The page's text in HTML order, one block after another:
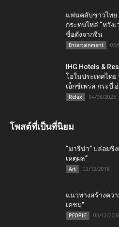
แฟนคลับชาวไทย
กระทบไหล่ “หวัง
ชื่อดังจากจีน
Entertainment 05/
IHG Hotels &
โอในประเทศไท
เอ็กซ์เพรส กระบี่
Relax 04/08/2026
โพสต์ที่เป็นที่นิยม
“มารีน่า” ปล่อยซิ
เหตุผล”
Art 02/12/2018
แนวทางสร้างคว
เคชม”
PEOPLE 03/12/